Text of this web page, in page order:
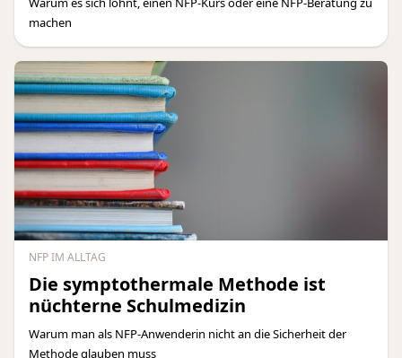
machen
NFP IM ALLTAG
Die symptothermale Methode ist
nüchterne Schulmedizin
Warum man als NFP-Anwenderin nicht an die Sicherheit der
Methode glauben muss